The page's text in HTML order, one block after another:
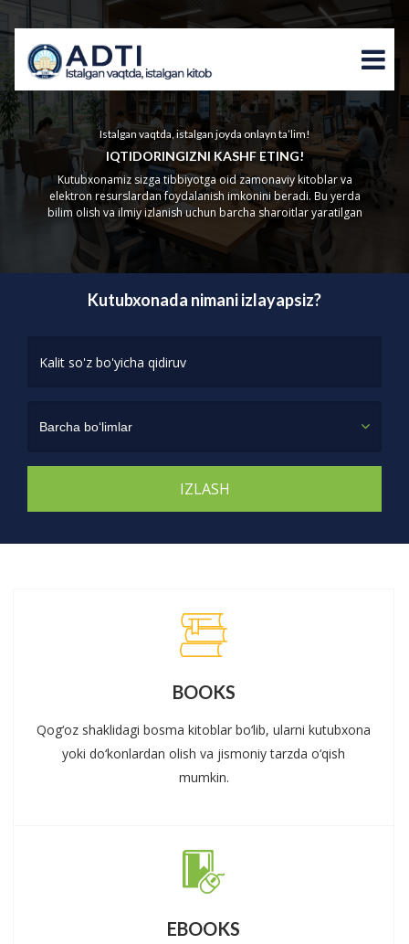
Istalgan vaqtda, istalgan joyda onlayn ta’lim!
IQTIDORINGIZNI KASHF ETING!
Kutubxonamiz sizga tibbiyotga oid zamonaviy kitoblar va
elektron resurslardan foydalanish imkonini beradi. Bu yerda
bilim olish va ilmiy izlanish uchun barcha sharoitlar yaratilgan
Kutubxonada nimani izlayapsiz?
Barcha bo‘limlar
BOOKS
Qog‘oz shaklidagi bosma kitoblar bo‘lib, ularni kutubxona
yoki do‘konlardan olish va jismoniy tarzda o‘qish
mumkin.
EBOOKS